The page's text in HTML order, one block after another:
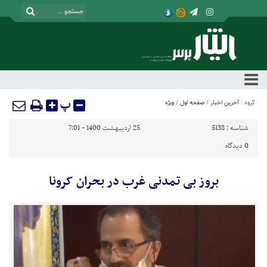
گروه : آخرین اخبار / صفحه اول / ویژه پ
شناسه : 5138
25 اردیبهشت 1400 - 7:01
0 دیدگاه
بروز بی تمدنی غرب در بحران کرونا